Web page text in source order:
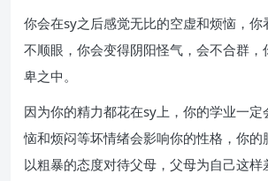
你会在sy之后感觉无比的空虚和烦恼，你
不顺眼，你会变得阴阳怪气，会不合群，
卑之中。
因为你的精力都花在sy上，你的学业一
恼和烦闷等坏情绪会影响你的性格，你的
以粗暴的态度对待父母，父母为自己这样